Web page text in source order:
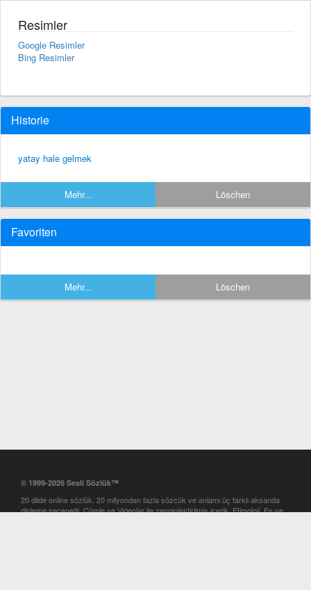
Resimler
Google Resimler
Bing Resimler
Historie
yatay hale gelmek
Mehr... Löschen
Favoriten
Mehr... Löschen
© 1999-2026 Sesli Sözlük™
20 dilde online sözlük. 20 milyondan fazla sözcük ve anlamı üç farklı aksanda
dinleme seçeneği. Cümle ve Videolar ile zenginleştirilmiş içerik. Etimoloji, Eş ve